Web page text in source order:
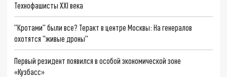
Технофашисты XXI века
"Кротами" были все? Теракт в центре Москвы: На генералов
охотятся "живые дроны"
Первый резидент появился в особой экономической зоне
«Кузбасс»